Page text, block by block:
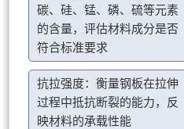
碳、硅、锰、磷、硫等元素
的含量，评估材料成分是否
符合标准要求
抗拉强度：衡量钢板在拉伸
过程中抵抗断裂的能力，反
映材料的承载性能